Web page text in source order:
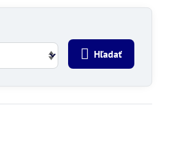
Hľadať